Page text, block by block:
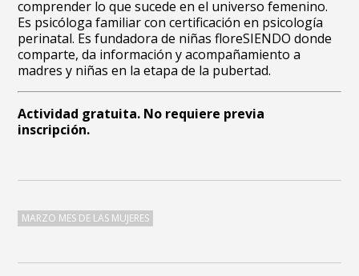
comprender lo que sucede en el universo femenino.
Es psicóloga familiar con certificación en psicología
perinatal. Es fundadora de niñas floreSIENDO donde
comparte, da información y acompañamiento a
madres y niñas en la etapa de la pubertad.
Actividad gratuita. No requiere previa
inscripción.
MARZO MES DE LAS MUJERES